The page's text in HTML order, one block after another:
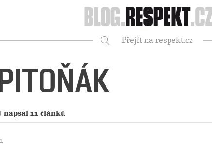
Respekt
Přejít na respekt.cz
napsal 11 článků